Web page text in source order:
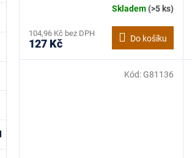
Skladem(>5 ks)
104,96 Kč bez DPH
127 Kč Do košíku
Kód: G81136